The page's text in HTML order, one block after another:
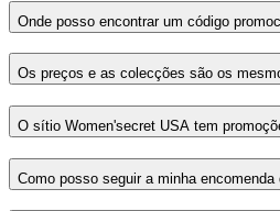
Onde posso encontrar um código
Os preços e as colecções são os
O sítio Women'secret USA tem
Como posso seguir a minha